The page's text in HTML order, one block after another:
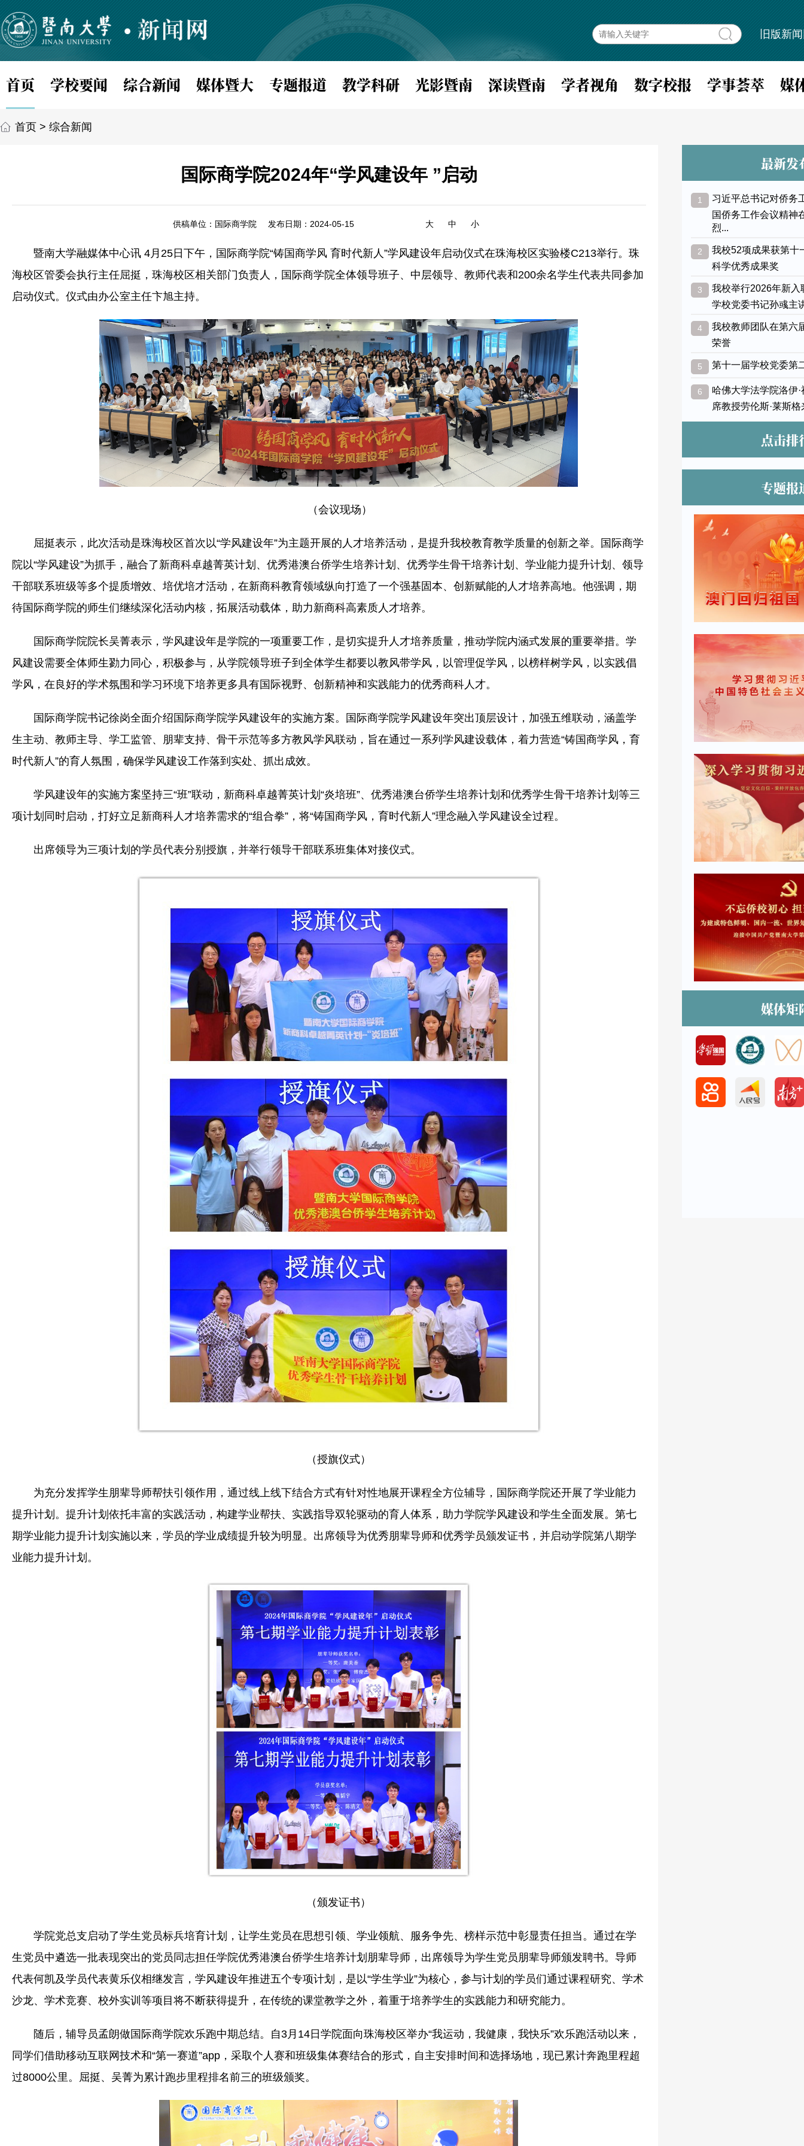
旧版新
首页 学校要闻 综合新闻 媒体暨大 专题报道 教学科研 光影暨南 深读暨南 学者视角 数字校报 学事荟萃 媒
首页 > 综合新闻
国际商学院2024年“学风建设年 ”启动
供稿单位：国际商学院 发布日期：2024-05-15 大 中 小
暨南大学融媒体中心讯 4月25日下午，国际商学院“铸国商学风 育时代新人”学风建设年启动仪式在珠海校区实验楼C213举行。珠
海校区管委会执行主任屈挺，珠海校区相关部门负责人，国际商学院全体领导班子、中层领导、教师代表和200余名学生代表共同参加
启动仪式。仪式由办公室主任卞旭主持。
（会议现场）
屈挺表示，此次活动是珠海校区首次以“学风建设年”为主题开展的人才培养活动，是提升我校教育教学质量的创新之举。国际商学
院以“学风建设”为抓手，融合了新商科卓越菁英计划、优秀港澳台侨学生培养计划、优秀学生骨干培养计划、学业能力提升计划、领导
干部联系班级等多个提质增效、培优培才活动，在新商科教育领域纵向打造了一个强基固本、创新赋能的人才培养高地。他强调，期
待国际商学院的师生们继续深化活动内核，拓展活动载体，助力新商科高素质人才培养。
国际商学院院长吴菁表示，学风建设年是学院的一项重要工作，是切实提升人才培养质量，推动学院内涵式发展的重要举措。学
风建设需要全体师生勠力同心，积极参与，从学院领导班子到全体学生都要以教风带学风，以管理促学风，以榜样树学风，以实践倡
学风，在良好的学术氛围和学习环境下培养更多具有国际视野、创新精神和实践能力的优秀商科人才。
国际商学院书记徐岗全面介绍国际商学院学风建设年的实施方案。国际商学院学风建设年突出顶层设计，加强五维联动，涵盖学
生主动、教师主导、学工监管、朋辈支持、骨干示范等多方教风学风联动，旨在通过一系列学风建设载体，着力营造“铸国商学风，育
时代新人”的育人氛围，确保学风建设工作落到实处、抓出成效。
学风建设年的实施方案坚持三“班”联动，新商科卓越菁英计划“炎培班”、优秀港澳台侨学生培养计划和优秀学生骨干培养计划等三
项计划同时启动，打好立足新商科人才培养需求的“组合拳”，将“铸国商学风，育时代新人”理念融入学风建设全过程。
出席领导为三项计划的学员代表分别授旗，并举行领导干部联系班集体对接仪式。
（授旗仪式）
为充分发挥学生朋辈导师帮扶引领作用，通过线上线下结合方式有针对性地展开课程全方位辅导，国际商学院还开展了学业能力
提升计划。提升计划依托丰富的实践活动，构建学业帮扶、实践指导双轮驱动的育人体系，助力学院学风建设和学生全面发展。第七
期学业能力提升计划实施以来，学员的学业成绩提升较为明显。出席领导为优秀朋辈导师和优秀学员颁发证书，并启动学院第八期学
业能力提升计划。
（颁发证书）
学院党总支启动了学生党员标兵培育计划，让学生党员在思想引领、学业领航、服务争先、榜样示范中彰显责任担当。通过在学
生党员中遴选一批表现突出的党员同志担任学院优秀港澳台侨学生培养计划朋辈导师，出席领导为学生党员朋辈导师颁发聘书。 导师
代表何凯及学员代表黄乐仪相继发言，学风建设年推进五个专项计划，是以“学生学业”为核心，参与计划的学员们通过课程研究、学术
沙龙、学术竞赛、校外实训等项目将不断获得提升，在传统的课堂教学之外，着重于培养学生的实践能力和研究能力。
随后，辅导员孟朗做国际商学院欢乐跑中期总结。自3月14日学院面向珠海校区举办“我运动，我健康，我快乐”欢乐跑活动以来，
同学们借助移动互联网技术和“第一赛道”app，采取个人赛和班级集体赛结合的形式，自主安排时间和选择场地，现已累计奔跑里程超
过8000公里。屈挺、吴菁为累计跑步里程排名前三的班级颁奖。
最新发
1 习近平总书记对侨务
国侨务工作会议精神
烈...
2 我校52项成果获第十
科学优秀成果奖
3 我校举行2026年新入
学校党委书记孙彧主
4 我校教师团队在第六
荣誉
5 第十一届学校党委第
6 哈佛大学法学院洛伊
席教授劳伦斯·莱斯
点击排
专题报
媒体矩